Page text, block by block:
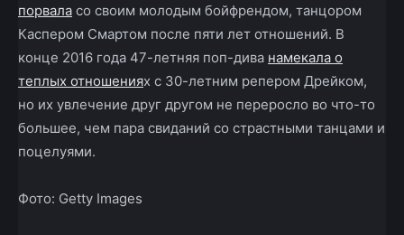
порвала со своим молодым бойфрендом, танцором
Каспером Смартом после пяти лет отношений. В
конце 2016 года 47-летняя поп-дива намекала о
теплых отношениях с 30-летним репером Дрейком,
но их увлечение друг другом не переросло во что-то
большее, чем пара свиданий со страстными танцами и
поцелуями.
Фото: Getty Images